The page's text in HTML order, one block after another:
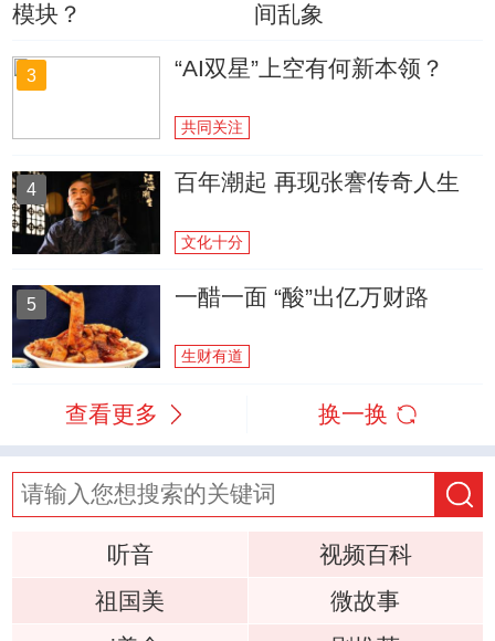
模块？
间乱象
3 “AI双星”上空有何新本领？
共同关注
4 百年潮起 再现张謇传奇人生
文化十分
5 一醋一面 “酸”出亿万财路
生财有道
查看更多 换一换
听音
视频百科
祖国美
微故事